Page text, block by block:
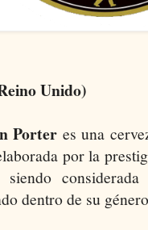
Unido)
Porter es una
por la
siendo
dentro de su